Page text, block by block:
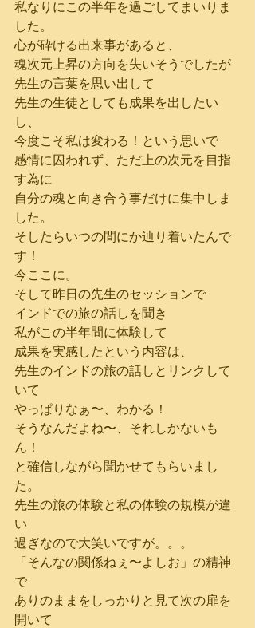
私なりにこの半年を過ごしてまいりま
した。
心が砕ける出来事があると、
魂次元上昇の方向を失いそうでしたが
先生の言葉を思い出して
先生の生徒としても成果を出したい
し、
今度こそ私は変わる！という思いで
感情に囚われず、ただ上の次元を目指
す為に
自分の魂と向き合う事だけに集中しま
した。
そしたらいつの間にか辿り着いたんで
す！
今ここに。
そして昨日の先生のセッションで
インドでの旅の話しを聞き
私がこの半年間に体験して
成果を実感したという内容は、
先生のインドの旅の話しとリンクして
いて
やっぱりなぁ〜、わかる！
そうなんだよね〜、それしかないも
ん！
と確信しながら聞かせてもらいまし
た。
先生の旅の体験と私の体験の規模が違
い
過ぎなので大笑いですが。。。
「そんなの関係ねぇ〜よしお」の精神
で
ありのままをしっかりと見て次の扉を
開いて